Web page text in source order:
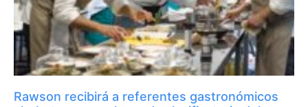
Rawson recibirá a referentes gastronómicos